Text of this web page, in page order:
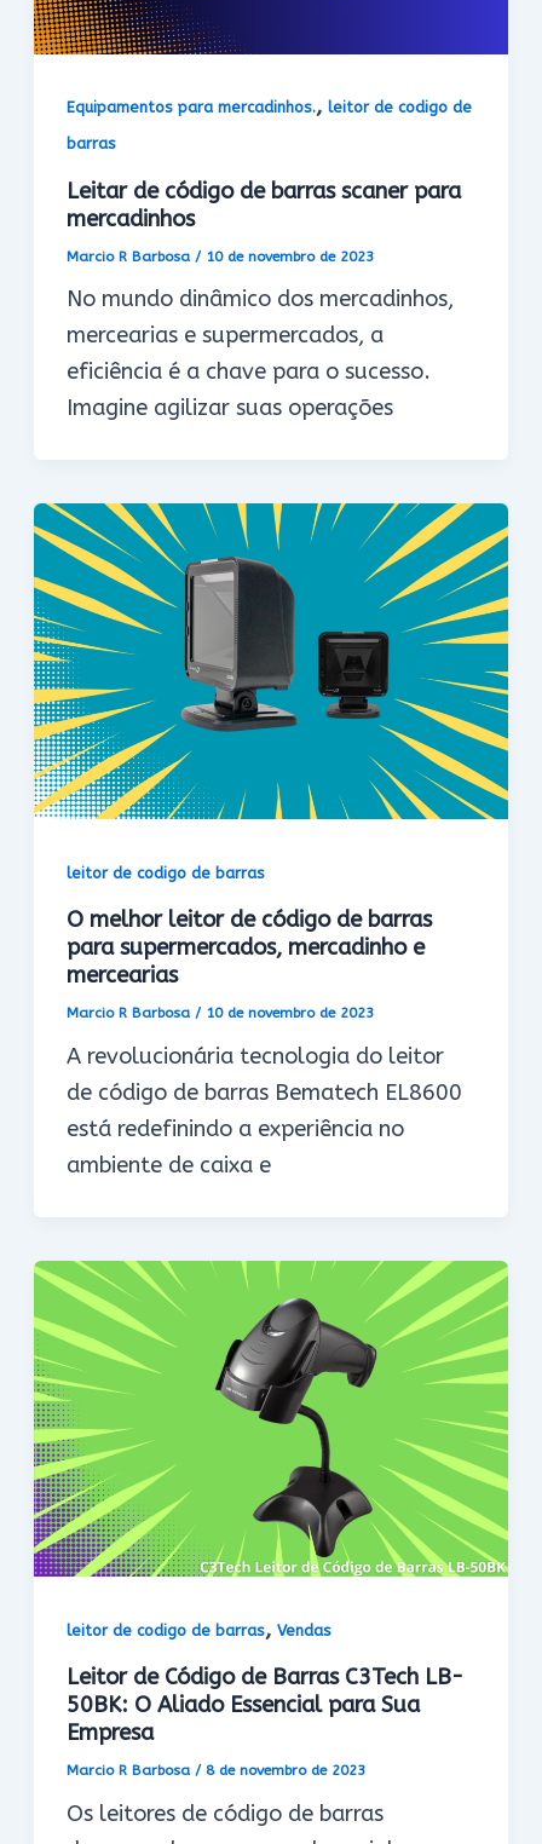
Equipamentos para mercadinhos.,leitor de codigo de
barras
Leitar de código de barras scaner para
mercadinhos
Marcio R Barbosa / 10 de novembro de 2023
No mundo dinâmico dos mercadinhos,
mercearias e supermercados, a
eficiência é a chave para o sucesso.
Imagine agilizar suas operações
leitor de codigo de barras
O melhor leitor de código de barras
para supermercados, mercadinho e
mercearias
Marcio R Barbosa/ 10 de novembro de 2023
A revolucionária tecnologia do leitor
de código de barras Bematech EL8600
está redefinindo a experiência no
ambiente de caixa e
leitor de codigo de barras,Vendas
Leitor de Código de Barras C3Tech LB-
50BK: O Aliado Essencial para Sua
Empresa
Marcio R Barbosa/8 de novembro de 2023
Os leitores de código de barras